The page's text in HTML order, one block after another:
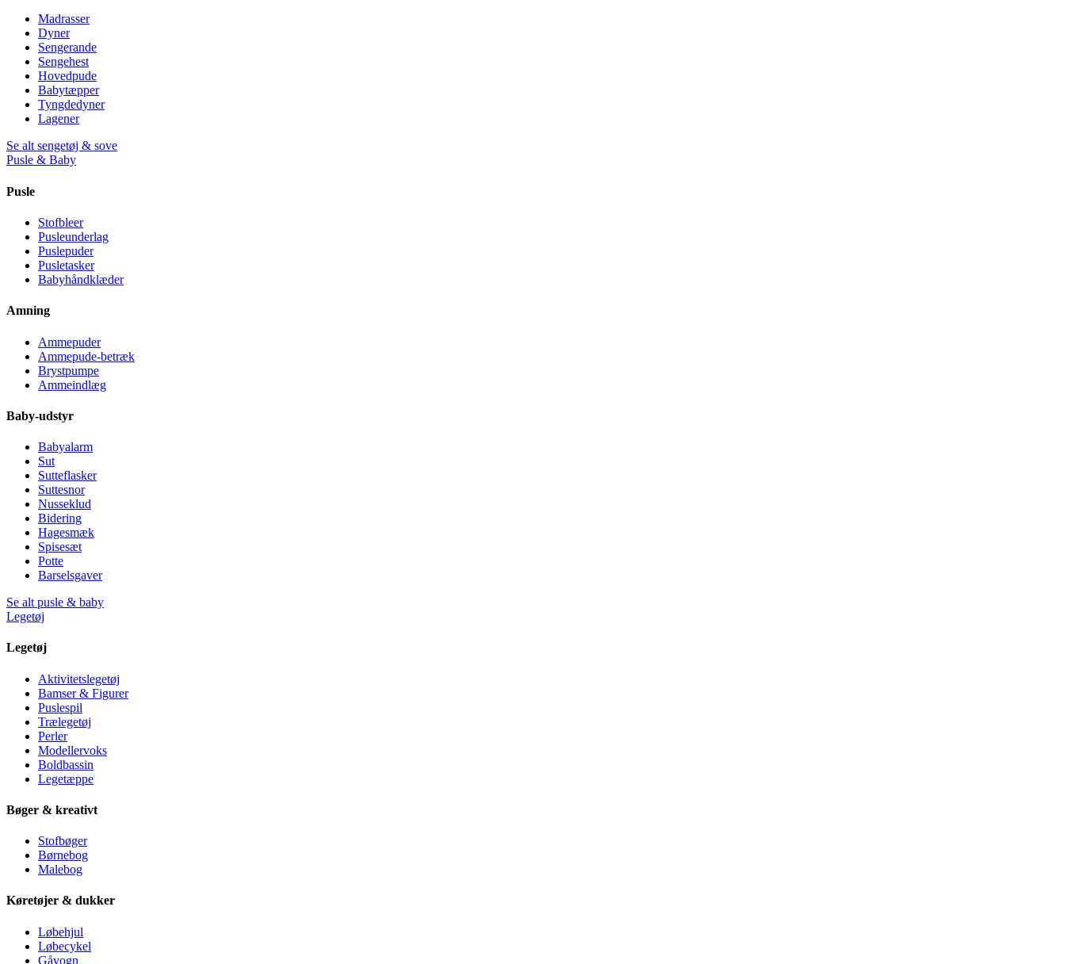
Madrasser
Dyner
Sengerande
Sengehest
Hovedpude
Babytæpper
Tyngdedyner
Lagener
Se alt sengetøj & sove
Pusle & Baby
Pusle
Stofbleer
Pusleunderlag
Puslepuder
Pusletasker
Babyhåndklæder
Amning
Ammepuder
Ammepude-betræk
Brystpumpe
Ammeindlæg
Baby-udstyr
Babyalarm
Sut
Sutteflasker
Suttesnor
Nusseklud
Bidering
Hagesmæk
Spisesæt
Potte
Barselsgaver
Se alt pusle & baby
Legetøj
Legetøj
Aktivitetslegetøj
Bamser & Figurer
Puslespil
Trælegetøj
Perler
Modellervoks
Boldbassin
Legetæppe
Bøger & kreativt
Stofbøger
Børnebog
Malebog
Køretøjer & dukker
Løbehjul
Løbecykel
Gåvogn